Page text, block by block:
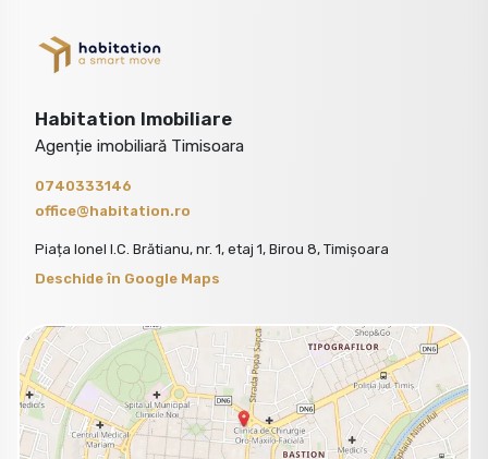
Habitation Imobiliare
Agenție imobiliară Timisoara
0740333146
office@habitation.ro
Piața Ionel I.C. Brătianu, nr. 1, etaj 1, Birou 8, Timișoara
Deschide în Google Maps